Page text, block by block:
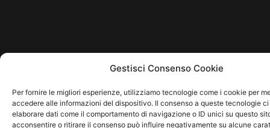
Gestisci Consenso Cookie
Per fornire le migliori esperienze, utilizziamo tecnologie come i cookie per
accedere alle informazioni del dispositivo. Il consenso a queste tecnologie
elaborare dati come il comportamento di navigazione o ID unici su questo
acconsentire o ritirare il consenso può influire negativamente su alcune